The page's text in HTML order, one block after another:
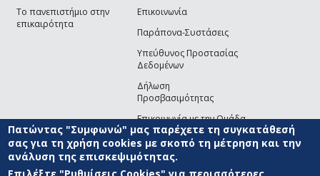
Το πανεπιστήμιο στην
επικαιρότητα
Επικοινωνία
Παράπονα-Συστάσεις
Υπεύθυνος Προστασίας
Δεδομένων
Δήλωση
Προσβασιμότητας
Επικοινωνία με την Ομάδα
Ανάπτυξης του site(link sends e-mail)
© ΠΑΝΕΠΙΣΤΗΜΙΟ ΑΙΓΑΙΟΥ ΟΡΟΙ ΧΡΗΣΗΣ
ΑΝΑΠΤΥΞΗΣ
Πατώντας "Συμφωνώ" μας παρέχετε τη συγκατάθεσή
σας για τη χρήση cookies με σκοπό τη μέτρηση και την
ανάλυση της επισκεψιμότητας.